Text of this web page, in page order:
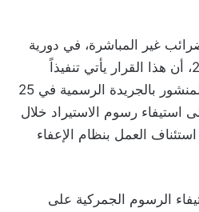
غير المباشرة، في دورية
صادرة بتاريخ 26 ماي 2026، أن هذا القرار يأتي تنفيذاً
للمرسوم رقم 2.26.419 المنشور بالجريدة الرسمية في 25
استيفاء رسوم الاستيراد خلال
العمل بنظام الإعفاء
الرسوم الجمركية على